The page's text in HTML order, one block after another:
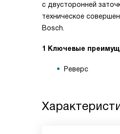
с двусторонней
техническое
Bosch.
1 Ключевые
Реверс